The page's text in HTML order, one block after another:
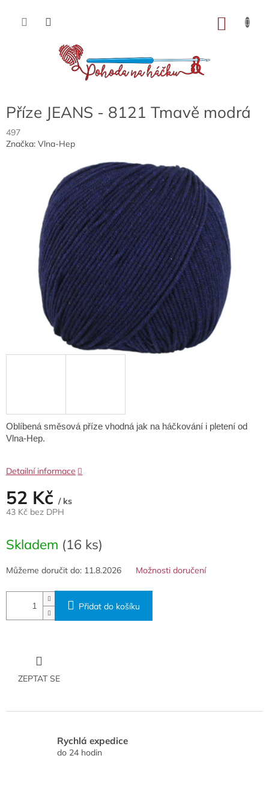
obsah
Příze JEANS - 8121 Tmavě modrá
497
Značka: Vlna-Hep
52 Kč / ks
43 Kč bez DPH
cena:
Skladem (16 ks)
Můžeme doručit do: 11.8.2026 Možnosti doručení
Přidat do košíku
Oblíbená směsová příze vhodná jak na háčkování i pletení od
Vlna-Hep.
Detailní informace
ZEPTAT SE
Rychlá expedice
do 24 hodin